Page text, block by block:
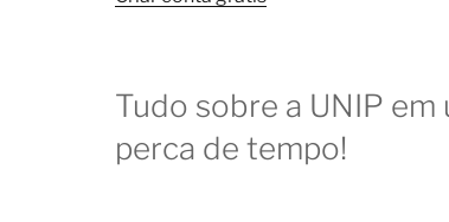
Tudo sobre a UNIP em
perca de tempo!